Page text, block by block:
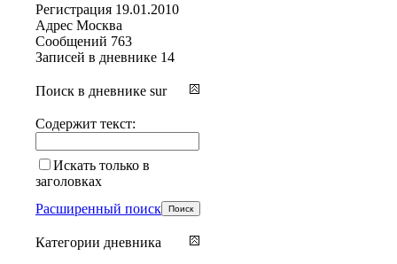
Регистрация 19.01.2010
Адрес Москва
Сообщений 763
Записей в дневнике 14
Поиск в дневнике sur
Содержит текст:
Искать только в
заголовках
Расширенный поиск
Категории дневника